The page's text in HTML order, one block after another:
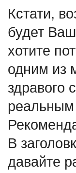
Кстати,
будет
хотите
одним из
здравого
В
давайте